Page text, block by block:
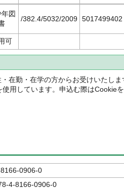
図
/382.4/5032/2009 5017499402
可
在勤・在学の方からお受けいたしま
用しています。申込む際はCookie
0906-0
4-8166-0906-0